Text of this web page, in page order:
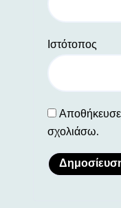
Ιστότοπος
Αποθήκευσε
σχολιάσω.